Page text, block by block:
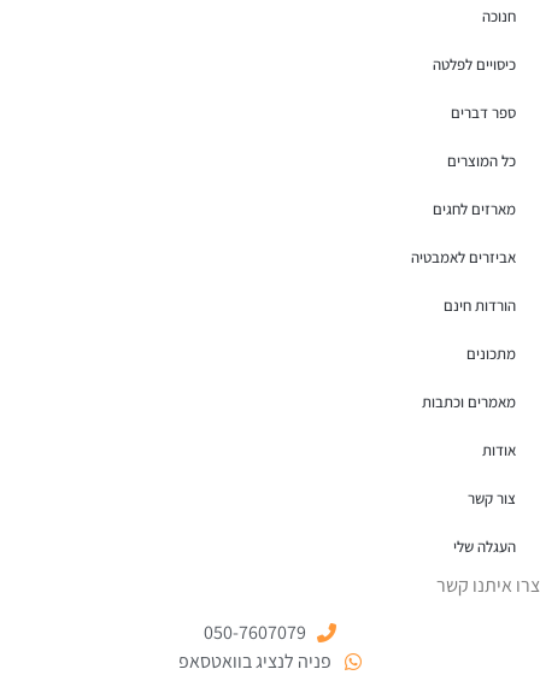
חנוכה
כיסויים לפלטה
ספר דברים
כל המוצרים
מארזים לחגים
אביזרים לאמבטיה
הורדות חינם
מתכונים
מאמרים וכתבות
אודות
צור קשר
העגלה שלי
צרו איתנו קשר
050-7607079
פניה לנציג בוואטסאפ